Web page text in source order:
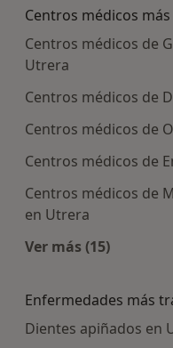
Centros médicos
Centros médicos de
Utrera
Centros médicos de
Centros médicos de
Centros médicos de
Centros médicos de
en Utrera
Ver más (15)
Enfermedades más
Dientes apiñados en